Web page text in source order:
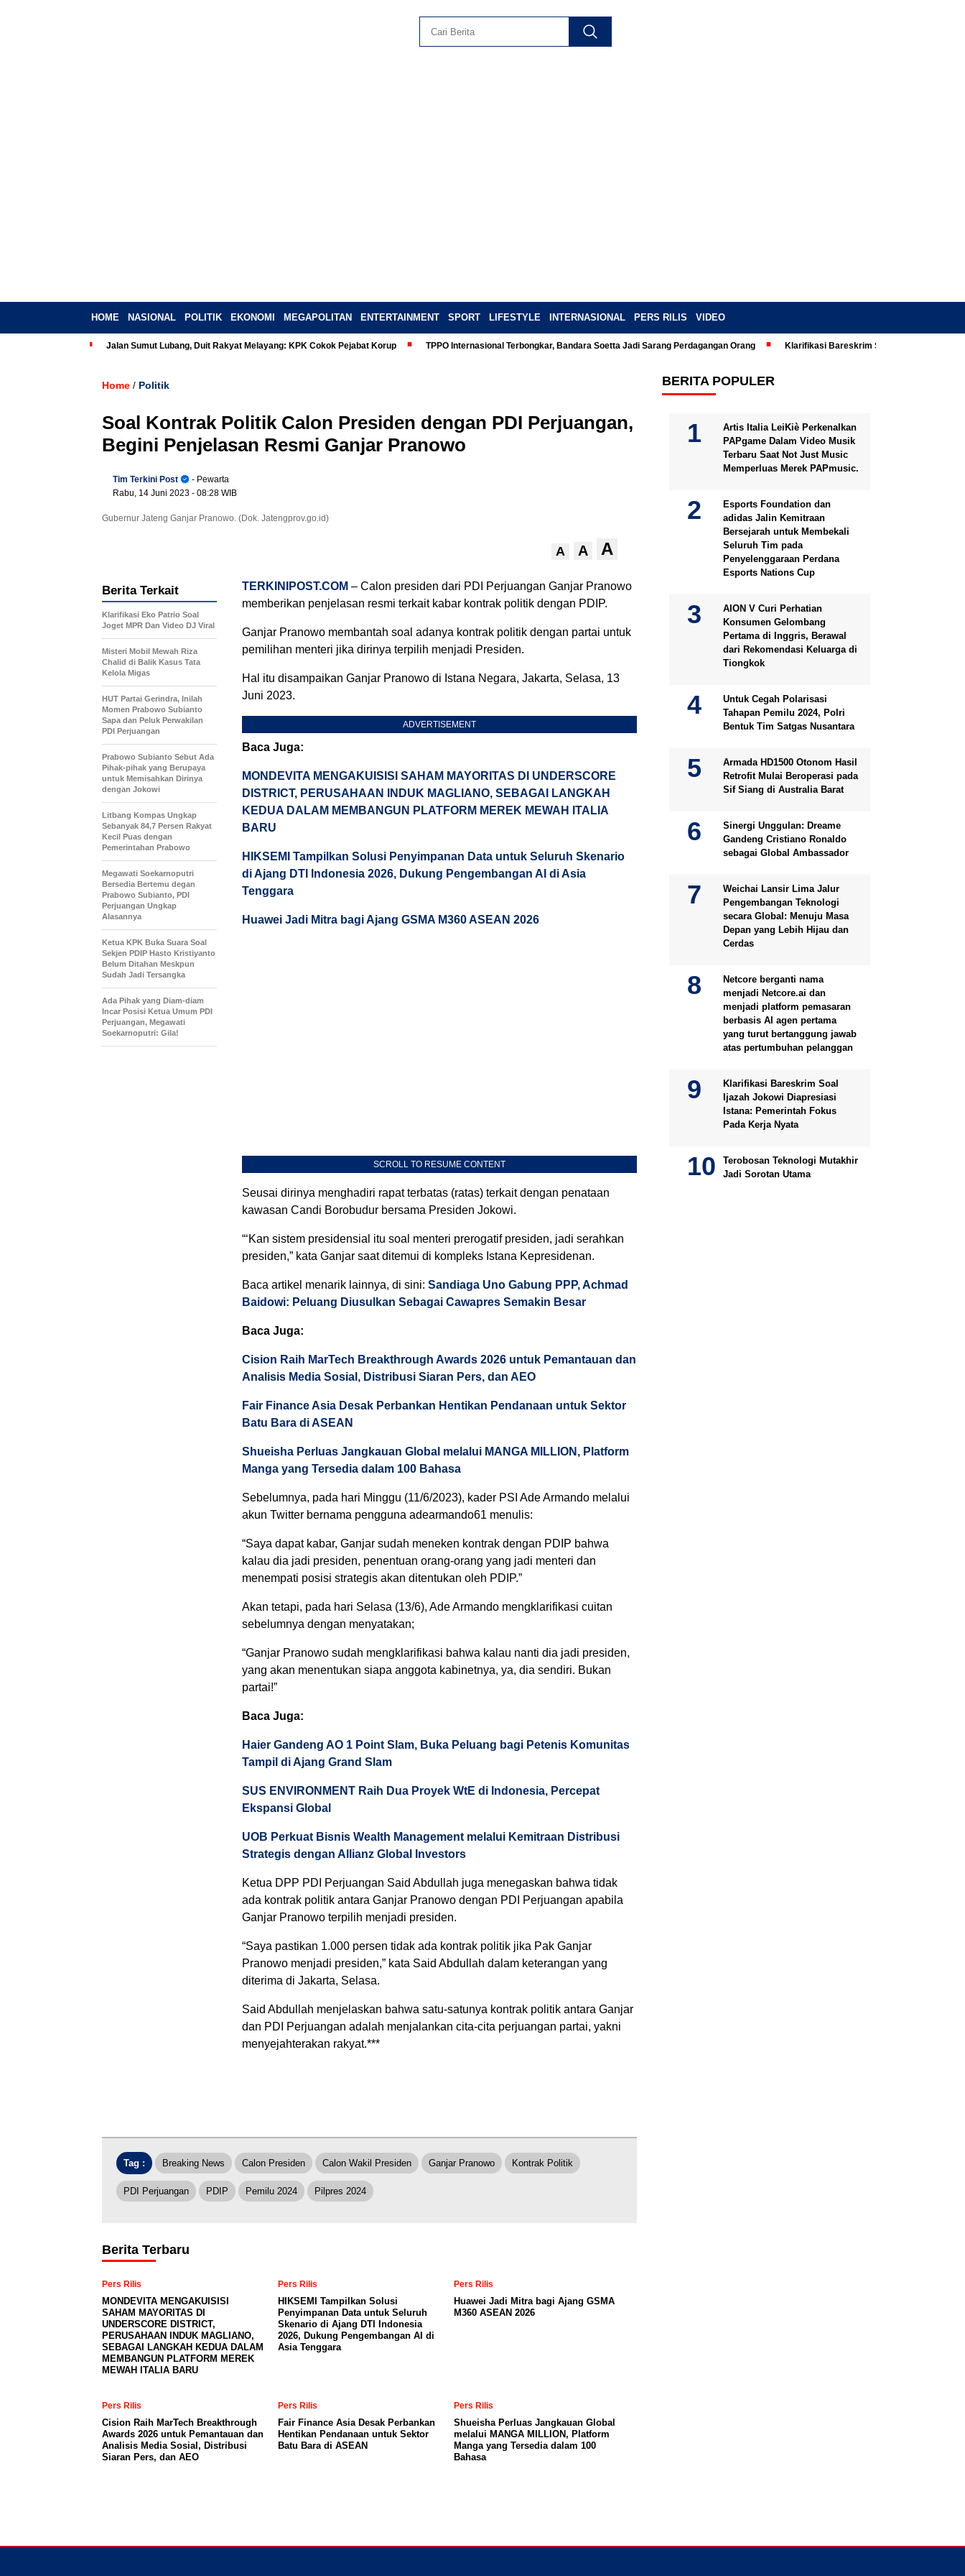
HOME NASIONAL POLITIK EKONOMI MEGAPOLITAN ENTERTAINMENT SPORT LIFESTYLE INTERNASIONAL PERS RILIS VIDEO
Jalan Sumut Lubang, Duit Rakyat Melayang: KPK Cokok Pejabat Korup TPPO Internasional Terbongkar, Bandara Soetta Jadi Sarang Perdagangan Orang Klarifikasi Bareskrim Soal Ijazah Jokowi
Home / Politik
Soal Kontrak Politik Calon Presiden dengan PDI Perjuangan,
Begini Penjelasan Resmi Ganjar Pranowo
Tim Terkini Post
- Pewarta
Rabu, 14 Juni 2023 - 08:28 WIB
Gubernur Jateng Ganjar Pranowo. (Dok. Jatengprov.go.id)
A A A
TERKINIPOST.COM – Calon presiden dari PDI Perjuangan Ganjar Pranowo
memberikan penjelasan resmi terkait kabar kontrak politik dengan PDIP.
Ganjar Pranowo membantah soal adanya kontrak politik dengan partai untuk
pemilihan menteri jika dirinya terpilih menjadi Presiden.
Hal itu disampaikan Ganjar Pranowo di Istana Negara, Jakarta, Selasa, 13
Juni 2023.
ADVERTISEMENT
Baca Juga:
MONDEVITA MENGAKUISISI SAHAM MAYORITAS DI UNDERSCORE
DISTRICT, PERUSAHAAN INDUK MAGLIANO, SEBAGAI LANGKAH
KEDUA DALAM MEMBANGUN PLATFORM MEREK MEWAH ITALIA
BARU
HIKSEMI Tampilkan Solusi Penyimpanan Data untuk Seluruh Skenario
di Ajang DTI Indonesia 2026, Dukung Pengembangan AI di Asia
Tenggara
Huawei Jadi Mitra bagi Ajang GSMA M360 ASEAN 2026
SCROLL TO RESUME CONTENT
Seusai dirinya menghadiri rapat terbatas (ratas) terkait dengan penataan
kawasan Candi Borobudur bersama Presiden Jokowi.
“‘Kan sistem presidensial itu soal menteri prerogatif presiden, jadi serahkan
presiden,” kata Ganjar saat ditemui di kompleks Istana Kepresidenan.
Baca artikel menarik lainnya, di sini: Sandiaga Uno Gabung PPP, Achmad
Baidowi: Peluang Diusulkan Sebagai Cawapres Semakin Besar
Baca Juga:
Cision Raih MarTech Breakthrough Awards 2026 untuk Pemantauan dan
Analisis Media Sosial, Distribusi Siaran Pers, dan AEO
Fair Finance Asia Desak Perbankan Hentikan Pendanaan untuk Sektor
Batu Bara di ASEAN
Shueisha Perluas Jangkauan Global melalui MANGA MILLION, Platform
Manga yang Tersedia dalam 100 Bahasa
Sebelumnya, pada hari Minggu (11/6/2023), kader PSI Ade Armando melalui
akun Twitter bernama pengguna adearmando61 menulis:
“Saya dapat kabar, Ganjar sudah meneken kontrak dengan PDIP bahwa
kalau dia jadi presiden, penentuan orang-orang yang jadi menteri dan
menempati posisi strategis akan ditentukan oleh PDIP.”
Akan tetapi, pada hari Selasa (13/6), Ade Armando mengklarifikasi cuitan
sebelumnya dengan menyatakan;
“Ganjar Pranowo sudah mengklarifikasi bahwa kalau nanti dia jadi presiden,
yang akan menentukan siapa anggota kabinetnya, ya, dia sendiri. Bukan
partai!”
Baca Juga:
Haier Gandeng AO 1 Point Slam, Buka Peluang bagi Petenis Komunitas
Tampil di Ajang Grand Slam
SUS ENVIRONMENT Raih Dua Proyek WtE di Indonesia, Percepat
Ekspansi Global
UOB Perkuat Bisnis Wealth Management melalui Kemitraan Distribusi
Strategis dengan Allianz Global Investors
Ketua DPP PDI Perjuangan Said Abdullah juga menegaskan bahwa tidak
ada kontrak politik antara Ganjar Pranowo dengan PDI Perjuangan apabila
Ganjar Pranowo terpilih menjadi presiden.
“Saya pastikan 1.000 persen tidak ada kontrak politik jika Pak Ganjar
Pranowo menjadi presiden,” kata Said Abdullah dalam keterangan yang
diterima di Jakarta, Selasa.
Said Abdullah menjelaskan bahwa satu-satunya kontrak politik antara Ganjar
dan PDI Perjuangan adalah menjalankan cita-cita perjuangan partai, yakni
menyejahterakan rakyat.***
Berita Terkait
Klarifikasi Eko Patrio Soal
Joget MPR Dan Video DJ Viral
Misteri Mobil Mewah Riza
Chalid di Balik Kasus Tata
Kelola Migas
HUT Partai Gerindra, Inilah
Momen Prabowo Subianto
Sapa dan Peluk Perwakilan
PDI Perjuangan
Prabowo Subianto Sebut Ada
Pihak-pihak yang Berupaya
untuk Memisahkan Dirinya
dengan Jokowi
Litbang Kompas Ungkap
Sebanyak 84,7 Persen Rakyat
Kecil Puas dengan
Pemerintahan Prabowo
Megawati Soekarnoputri
Bersedia Bertemu degan
Prabowo Subianto, PDI
Perjuangan Ungkap
Alasannya
Ketua KPK Buka Suara Soal
Sekjen PDIP Hasto Kristiyanto
Belum Ditahan Meskpun
Sudah Jadi Tersangka
Ada Pihak yang Diam-diam
Incar Posisi Ketua Umum PDI
Perjuangan, Megawati
Soekarnoputri: Gila!
Tag : Breaking News Calon Presiden Calon Wakil Presiden Ganjar Pranowo Kontrak Politik
PDI Perjuangan PDIP Pemilu 2024 Pilpres 2024
Berita Terbaru
Pers Rilis
MONDEVITA MENGAKUISISI
SAHAM MAYORITAS DI
UNDERSCORE DISTRICT,
PERUSAHAAN INDUK MAGLIANO,
SEBAGAI LANGKAH KEDUA DALAM
MEMBANGUN PLATFORM MEREK
MEWAH ITALIA BARU
Pers Rilis
HIKSEMI Tampilkan Solusi
Penyimpanan Data untuk Seluruh
Skenario di Ajang DTI Indonesia
2026, Dukung Pengembangan AI di
Asia Tenggara
Pers Rilis
Huawei Jadi Mitra bagi Ajang GSMA
M360 ASEAN 2026
Pers Rilis
Cision Raih MarTech Breakthrough
Awards 2026 untuk Pemantauan dan
Analisis Media Sosial, Distribusi
Siaran Pers, dan AEO
Pers Rilis
Fair Finance Asia Desak Perbankan
Hentikan Pendanaan untuk Sektor
Batu Bara di ASEAN
Pers Rilis
Shueisha Perluas Jangkauan Global
melalui MANGA MILLION, Platform
Manga yang Tersedia dalam 100
Bahasa
BERITA POPULER
Artis Italia LeiKiè Perkenalkan
PAPgame Dalam Video Musik
Terbaru Saat Not Just Music
Memperluas Merek PAPmusic.
Esports Foundation dan
adidas Jalin Kemitraan
Bersejarah untuk Membekali
Seluruh Tim pada
Penyelenggaraan Perdana
Esports Nations Cup
AION V Curi Perhatian
Konsumen Gelombang
Pertama di Inggris, Berawal
dari Rekomendasi Keluarga di
Tiongkok
Untuk Cegah Polarisasi
Tahapan Pemilu 2024, Polri
Bentuk Tim Satgas Nusantara
Armada HD1500 Otonom Hasil
Retrofit Mulai Beroperasi pada
Sif Siang di Australia Barat
Sinergi Unggulan: Dreame
Gandeng Cristiano Ronaldo
sebagai Global Ambassador
Weichai Lansir Lima Jalur
Pengembangan Teknologi
secara Global: Menuju Masa
Depan yang Lebih Hijau dan
Cerdas
Netcore berganti nama
menjadi Netcore.ai dan
menjadi platform pemasaran
berbasis AI agen pertama
yang turut bertanggung jawab
atas pertumbuhan pelanggan
Klarifikasi Bareskrim Soal
Ijazah Jokowi Diapresiasi
Istana: Pemerintah Fokus
Pada Kerja Nyata
Terobosan Teknologi Mutakhir
Jadi Sorotan Utama